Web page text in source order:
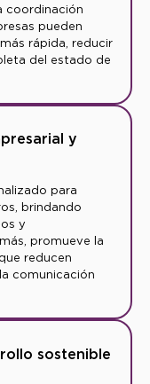
coordinación
pueden
rápida, reducir
del estado de
y
para
brindando
y
promueve la
reducen
comunicación
sostenible